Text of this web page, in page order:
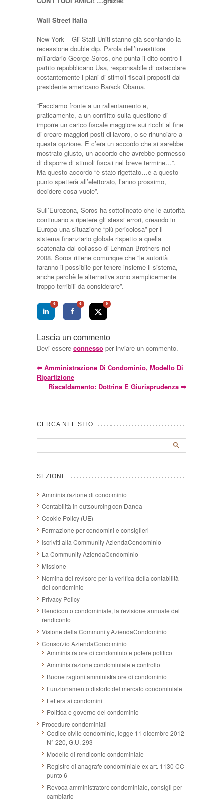
Wall Street Italia
New York – Gli Stati Uniti stanno già scontando la
recessione double dip. Parola dell’investitore
miliardario George Soros, che punta il dito contro il
partito repubblicano Usa, responsabile di ostacolare
costantemente i piani di stimoli fiscali proposti dal
presidente americano Barack Obama.
“Facciamo fronte a un rallentamento e,
praticamente, a un conflitto sulla questione di
imporre un carico fiscale maggiore sui ricchi al fine
di creare maggiori posti di lavoro, o se rinunciare a
questa opzione. E c’era un accordo che si sarebbe
mostrato giusto, un accordo che avrebbe permesso
di disporre di stimoli fiscali nel breve termine…”.
Ma questo accordo “è stato rigettato…e a questo
punto spetterà all’elettorato, l’anno prossimo,
decidere cosa vuole”.
Sull’Eurozona, Soros ha sottolineato che le autorità
continuano a ripetere gli stessi errori, creando in
Europa una situazione “più pericolosa” per il
sistema finanziario globale rispetto a quella
scatenata dal collasso di Lehman Brothers nel
2008. Soros ritiene comunque che “le autorità
faranno il possibile per tenere insieme il sistema,
anche perchè le alternative sono semplicemente
troppo terribili da considerare”.
0 0 0
Lascia un commento
Devi essere connesso per inviare un commento.
⇐ Amministrazione Di Condominio, Modello Di
Ripartizione
Riscaldamento: Dottrina E Giurisprudenza ⇒
CERCA NEL SITO
SEZIONI
Amministrazione di condominio
Contabilità in outsourcing con Danea
Cookie Policy (UE)
Formazione per condomini e consiglieri
Iscriviti alla Community AziendaCondominio
La Community AziendaCondominio
Missione
Nomina del revisore per la verifica della contabilità
del condominio
Privacy Policy
Rendiconto condominiale, la revisione annuale del
rendiconto
Visione della Community AziendaCondominio
Consorzio AziendaCondominio
Amministratore di condominio e potere politico
Amministrazione condominiale e controllo
Buone ragioni amministratore di condominio
Funzionamento distorto del mercato condominiale
Lettera ai condomini
Politica e governo del condominio
Procedure condominiali
Codice civile condominio, legge 11 dicembre 2012
N° 220, G.U. 293
Modello di rendiconto condominiale
Registro di anagrafe condominiale ex art. 1130 CC
punto 6
Revoca amministratore condominiale, consigli per
cambiarlo